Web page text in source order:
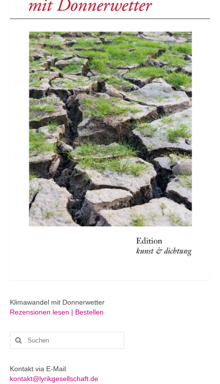
Klimawandel mit Donnerwetter
Rezensionen lesen | Bestellen
Suchen
nach:
Kontakt via E-Mail:
kontakt@lyrikgesellschaft.de